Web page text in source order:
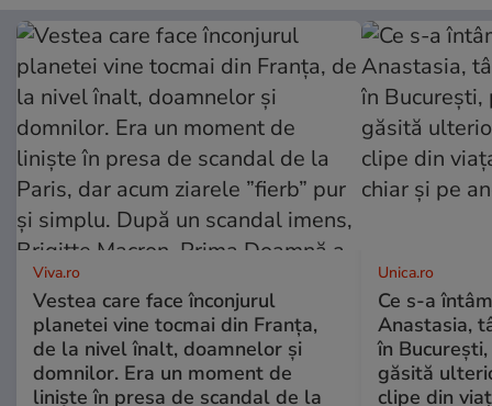
Viva.ro
Vestea care face înconjurul
planetei vine tocmai din Franța,
de la nivel înalt, doamnelor și
domnilor. Era un moment de
liniște în presa de scandal de la
Unica.ro
Ce s-a
Anastasia,
în
găsită
clipe din